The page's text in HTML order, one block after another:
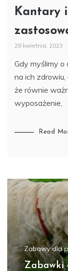
Kantary
28 kwietnia, 2023
Gdy myślimy o
na ich
że równie
wyposażenie,
Read
Zabawy dla
Zabawki